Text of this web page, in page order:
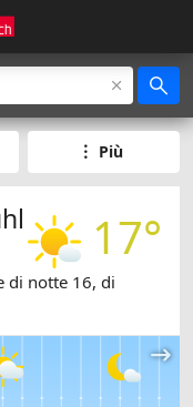
Più
17°
di notte 16, di